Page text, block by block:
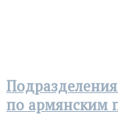
по армянским